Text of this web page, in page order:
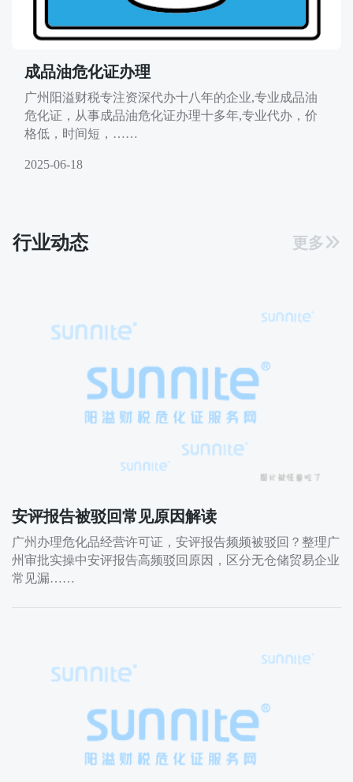
成品油危化证办理
广州阳溢财税专注资深代办十八年的企业,专业成品油
危化证，从事成品油危化证办理十多年,专业代办，价
格低，时间短，……
2025-06-18
行业动态 更多
安评报告被驳回常见原因解读
广州办理危化品经营许可证，安评报告频频被驳回？整理广
州审批实操中安评报告高频驳回原因，区分无仓储贸易企业
常见漏……